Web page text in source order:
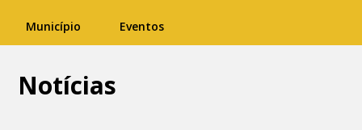
Município Eventos
Notícias